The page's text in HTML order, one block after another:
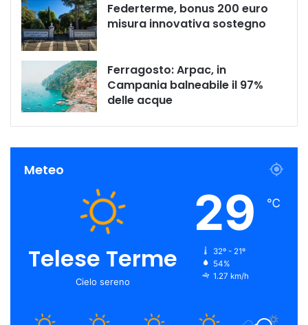
Federterme, bonus 200 euro
misura innovativa sostegno
Ferragosto: Arpac, in
Campania balneabile il 97%
delle acque
Meteo
Telese Terme
Cielo sereno
29 ℃
32º - 21º
54%
1.27 km/h